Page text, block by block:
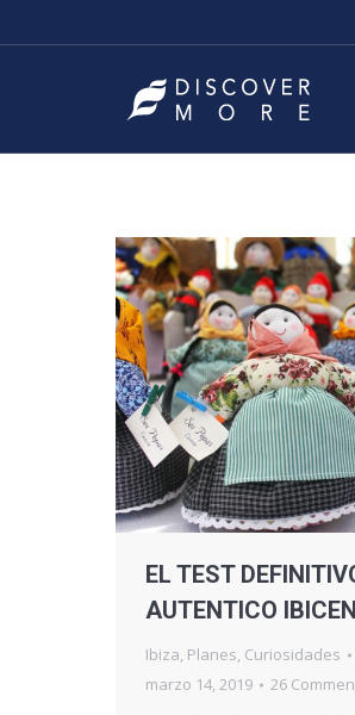
EL TEST
AUTENTICO
Ibiza, Planes, Curiosidades
marzo 14, 2019
26